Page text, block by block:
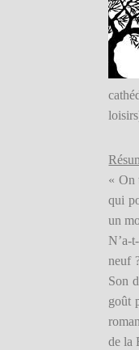
« On
qui
un
N’a-
neuf
Son
goût
de la